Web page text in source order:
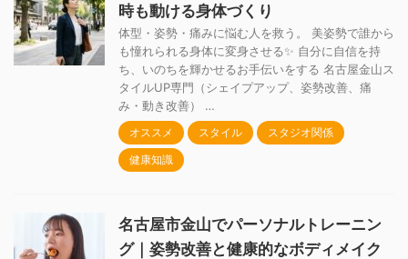
時も動ける身体づくり
体型・姿勢・痛みに悩む人を救う。 美姿勢で誰から
も憧れられる身体に変身させる✨ 自分に自信を持
ち、いのちを輝かせるお手伝いをする 名古屋金山ス
タイルUP専門（シェイプアップ、姿勢改善、痛
み・動き改善） …
オススメ スタイル
スタジオ関係
健康知識
名古屋市金山でパーソナルトレーニン
グ｜姿勢改善と健康的なボディメイク